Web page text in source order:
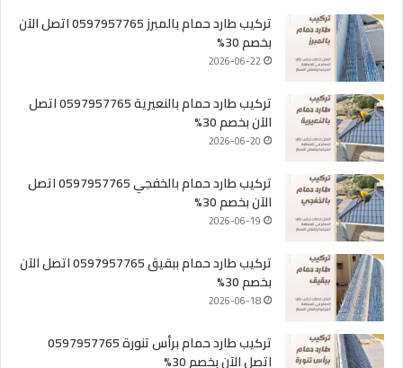
تركيب طارد حمام بالمبرز 0597957765 اتصل الآن
بخصم 30%
2026-06-22
تركيب طارد حمام بالنعيرية 0597957765 اتصل
الآن بخصم 30%
2026-06-20
تركيب طارد حمام بالخفجي 0597957765 اتصل
الآن بخصم 30%
2026-06-19
تركيب طارد حمام ببقيق 0597957765 اتصل الآن
بخصم 30%
2026-06-18
تركيب طارد حمام برأس تنورة 0597957765
اتصل الآن بخصم 30%